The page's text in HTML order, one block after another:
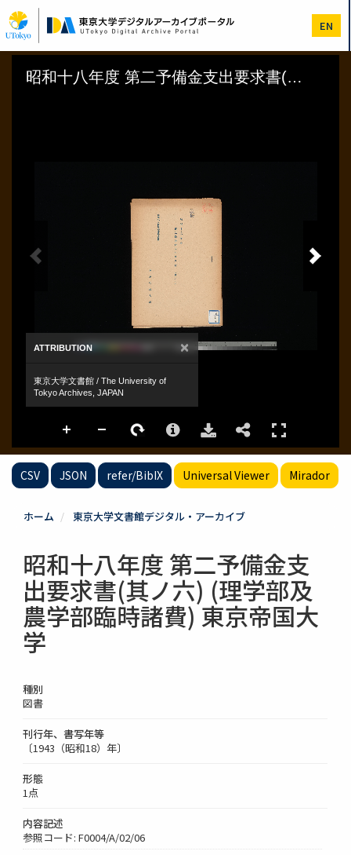
イ
ン
コ
EN
CSV JSON refer/BibIX Universal Viewer Mirador
ホーム 東京大学文書館デジタル・アーカイブ
昭和十八年度 第二予備金支
出要求書(其ノ六) (理学部及
農学部臨時諸費) 東京帝国大
学
種別
図書
刊行年、書写年等
〔1943（昭和18）年〕
形態
1点
内容記述
参照コード: F0004/A/02/06